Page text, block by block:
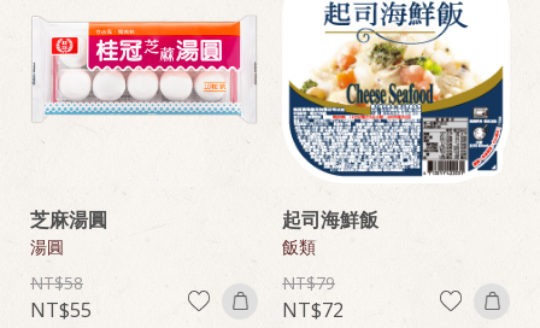
芝麻湯圓
湯圓
58
55
起司海鮮飯
飯類
79
72